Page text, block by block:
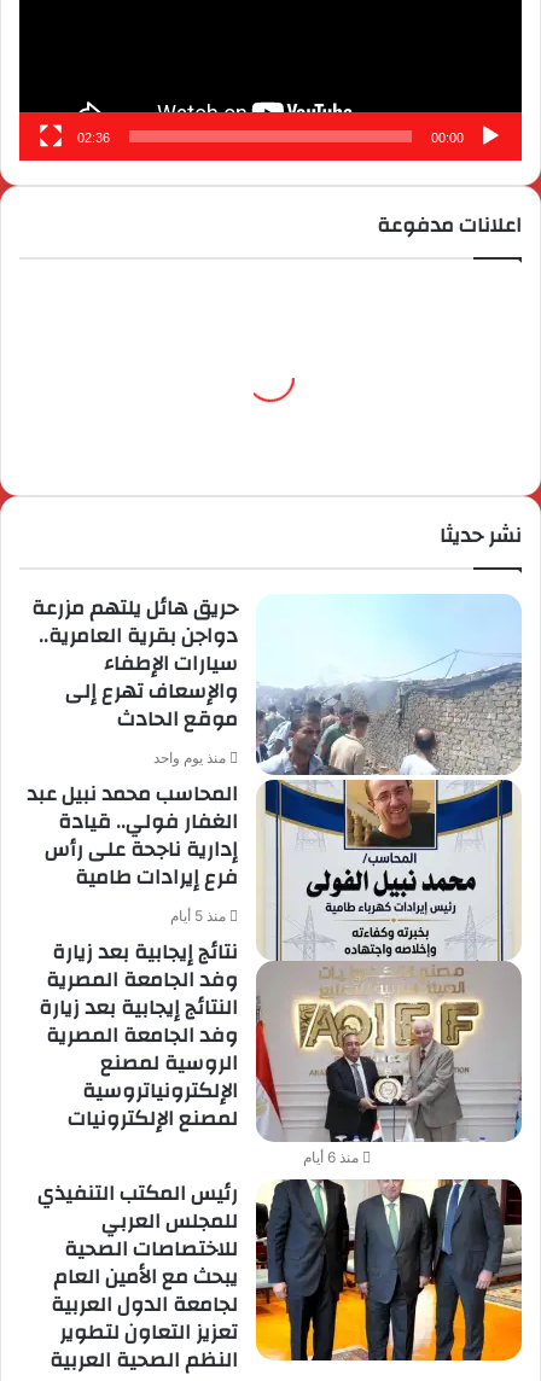
00:00
02:36
اعلانات مدفوعة
نشر حديثا
حريق هائل يلتهم مزرعة
دواجن بقرية العامرية..
سيارات الإطفاء
والإسعاف تهرع إلى
موقع الحادث
منذ يوم واحد
المحاسب محمد نبيل عبد
الغفار فولي.. قيادة
إدارية ناجحة على رأس
فرع إيرادات طامية
منذ 5 أيام
نتائج إيجابية بعد زيارة
وفد الجامعة المصرية
النتائج إيجابية بعد زيارة
وفد الجامعة المصرية
الروسية لمصنع
الإلكترونياتروسية
لمصنع الإلكترونيات
منذ 6 أيام
رئيس المكتب التنفيذي
للمجلس العربي
للاختصاصات الصحية
يبحث مع الأمين العام
لجامعة الدول العربية
تعزيز التعاون لتطوير
النظم الصحية العربية